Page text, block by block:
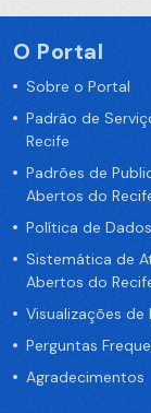
O Portal
Sobre o Portal
Padrão de
Recife
Padrões de
Abertos do
Política de
Sistemática de
Abertos do
Visualizações de
Perguntas
Agradecimentos